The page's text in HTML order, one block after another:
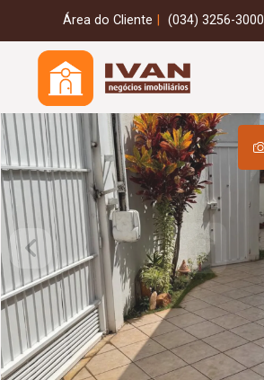
Área do Cliente (034) 3256-3000